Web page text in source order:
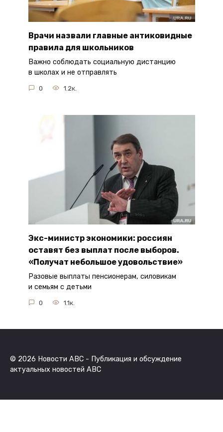
Врачи назвали главные антиковидные
правила для школьников
Важно соблюдать социальную дистанцию
в школах и не отправлять
0 1.2к.
Экс-министр экономики: россиян
оставят без выплат после выборов.
«Получат небольшое удовольствие»
Разовые выплаты пенсионерам, силовикам
и семьям с детьми
0 1.1к.
© 2026 Новости ABC - Публикация и обсуждение
актуальных новостей ABC